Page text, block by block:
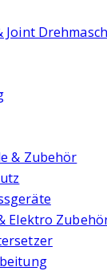
Joint
& Zubehör
Elektro